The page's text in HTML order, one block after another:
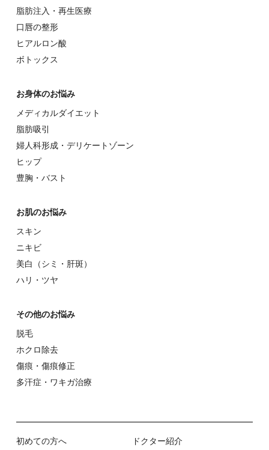
脂肪注入・再生医療
⼝唇の整形
ヒアルロン酸
ボトックス
お⾝体のお悩み
メディカルダイエット
脂肪吸引
婦⼈科形成・デリケートゾーン
ヒップ
豊胸・バスト
お肌のお悩み
スキン
ニキビ
美⽩（シミ・肝斑）
ハリ・ツヤ
その他のお悩み
脱⽑
ホクロ除去
傷痕・傷痕修正
多汗症・ワキガ治療
初めての⽅へ
ドクター紹介